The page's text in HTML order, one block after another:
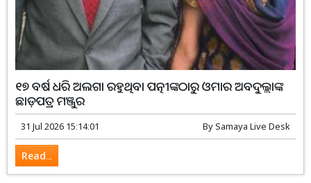
୧୭ ବର୍ଷ ଧରି ଅଲଗା ରହୁଥିବା ପତ୍ନୀଙ୍କଠାରୁ ଓମାର ଅବଦୁଲ୍ଲାଙ୍କ
ଛାଡ଼ପତ୍ର ମଞ୍ଜୁର
31 Jul 2026 15:14:01 BySamaya Live Desk
Read...